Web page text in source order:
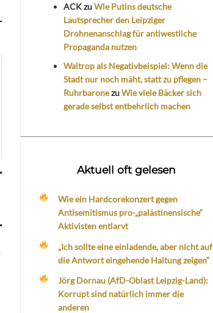
ACKzuWie Putins deutsche
Lautsprecher den Leipziger
Drohnenanschlag für antiwestliche
Propaganda nutzen
Waltrop als Negativbeispiel: Wenn die
Stadt nur noch mäht, statt zu pflegen –
RuhrbaronezuWie viele Bäcker sich
gerade selbst entbehrlich machen
Aktuell oft gelesen
Wie ein Hardcorekonzert gegen
Antisemitismus pro-„palästinensische“
Aktivisten entlarvt
„Ich sollte eine einladende, aber nicht auf
die Antwort eingehende Haltung zeigen“
Jörg Dornau (AfD-Oblast Leipzig-Land):
Korrupt sind natürlich immer die
anderen